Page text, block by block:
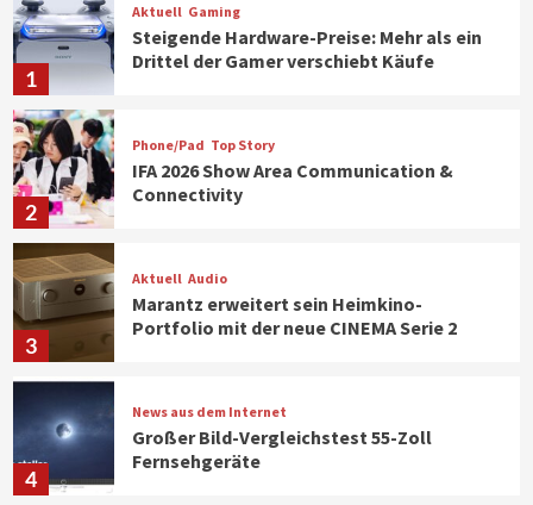
1
Aktuell Gaming
Steigende Hardware-Preise: Mehr als ein
Drittel der Gamer verschiebt Käufe
2
Phone/Pad Top Story
IFA 2026 Show Area Communication &
Connectivity
3
Aktuell Audio
Marantz erweitert sein Heimkino-
Portfolio mit der neue CINEMA Serie 2
4
News aus dem Internet
Großer Bild-Vergleichstest 55-Zoll
Fernsehgeräte